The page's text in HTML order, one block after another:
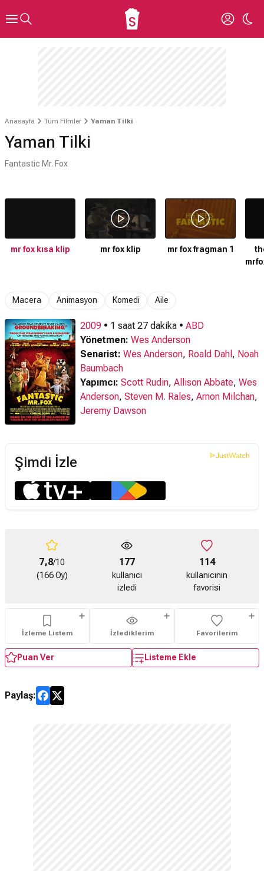
Anasayfa Tüm Filmler Yaman Tilki
Yaman Tilki
Fantastic Mr. Fox
mr fox kısa klip mr fox klip mr fox fragman 1
Macera Animasyon Komedi Aile
2009 • 1 saat 27 dakika • ABD
Yönetmen: Wes Anderson
Senarist: Wes Anderson, Roald Dahl , Noah
Baumbach
Yapımcı: Scott Rudin, Allison Abbate, Wes
Anderson, Steven M. Rales, Arnon Milchan,
Jeremy Dawson
Şimdi İzle
7,8/10
(166 Oy)
177
kullanıcı
izledi
114
kullanıcının
favorisi
İzleme Listem İzlediklerim Favorilerim
Puan Ver Listeme Ekle
Paylaş: